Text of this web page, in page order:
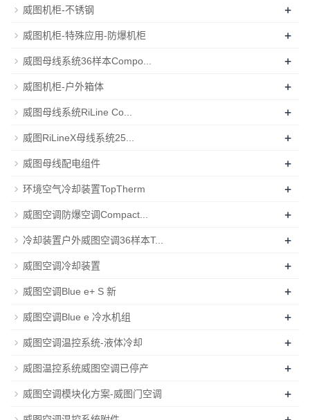
威图机柜-不锈钢 +
威图机柜-特殊应用-防爆机柜 +
威图母线系统36样本Compo... +
威图机柜-户外箱体 +
威图母线系统RiLine Co... +
威图RiLineX母线系统25... +
威图母线配电组件 +
环境空气冷却装置TopTherm +
威图空调防爆空调Compact... +
冷却装置户外威图空调36样本T... +
威图空调冷却装置 +
威图空调Blue e+ S 新 +
威图空调Blue e 冷水机组 +
威图空调温控系统-液体冷却 +
威图温控系统威图空调已停产 +
威图空调模块化方案-威图门空调 +